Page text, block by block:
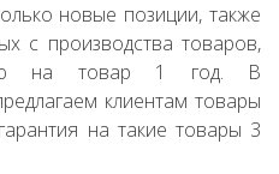
новые позиции, также
с производства товаров,
на товар 1 год. В
клиентам товары
на такие товары 3